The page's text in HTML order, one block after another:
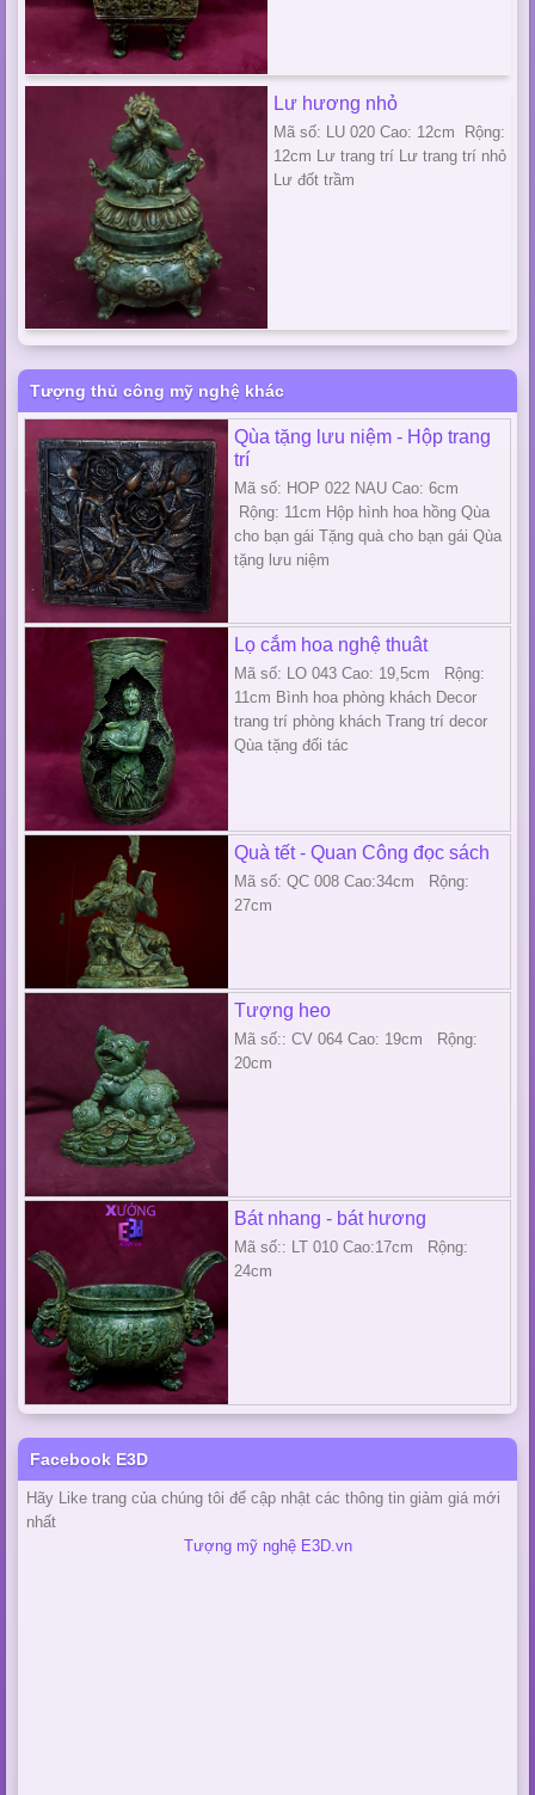
Lư hương nhỏ
Mã số: LU 020 Cao: 12cm Rộng:
12cm Lư trang trí Lư trang trí nhỏ
Lư đốt trầm
Tượng thủ công mỹ nghệ khác
Qùa tặng lưu niệm - Hộp trang
trí
Mã số: HOP 022 NAU Cao: 6cm
Rộng: 11cm Hộp hình hoa hồng Qùa
cho bạn gái Tặng quà cho bạn gái Qùa
tặng lưu niệm
Lọ cắm hoa nghệ thuât
Mã số: LO 043 Cao: 19,5cm Rộng:
11cm Bình hoa phòng khách Decor
trang trí phòng khách Trang trí decor
Qùa tặng đối tác
Quà tết - Quan Công đọc sách
Mã số: QC 008 Cao:34cm Rộng:
27cm
Tượng heo
Mã số:: CV 064 Cao: 19cm Rộng:
20cm
Bát nhang - bát hương
Mã số:: LT 010 Cao:17cm Rộng:
24cm
Facebook E3D
Hãy Like trang của chúng tôi để cập nhật các thông tin giảm giá mới
nhất
Tượng mỹ nghệ E3D.vn